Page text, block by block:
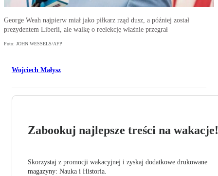
George Weah najpierw miał jako piłkarz rząd dusz, a później został
prezydentem Liberii, ale walkę o reelekcję właśnie przegrał
Foto: JOHN WESSELS/AFP
Wojciech Małysz
Zabookuj najlepsze treści na wakacje!
Skorzystaj z promocji wakacyjnej i zyskaj dodatkowe drukowane
magazyny: Nauka i Historia.